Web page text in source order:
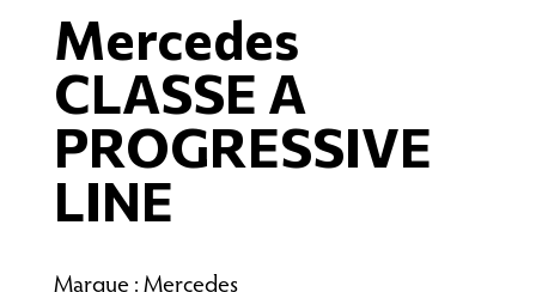
Mercedes
CLASSE A
PROGRESSIVE
LINE
Marque : Mercedes